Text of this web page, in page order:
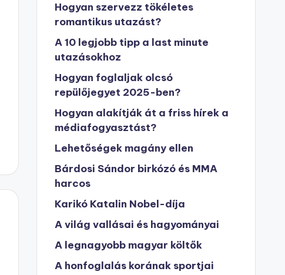
Hogyan szervezz tökéletes
romantikus utazást?
A 10 legjobb tipp a last minute
utazásokhoz
Hogyan foglaljak olcsó
repülőjegyet 2025-ben?
Hogyan alakítják át a friss hírek a
médiafogyasztást?
Lehetőségek magány ellen
Bárdosi Sándor birkózó és MMA
harcos
Karikó Katalin Nobel-díja
A világ vallásai és hagyományai
A legnagyobb magyar költők
A honfoglalás korának sportjai